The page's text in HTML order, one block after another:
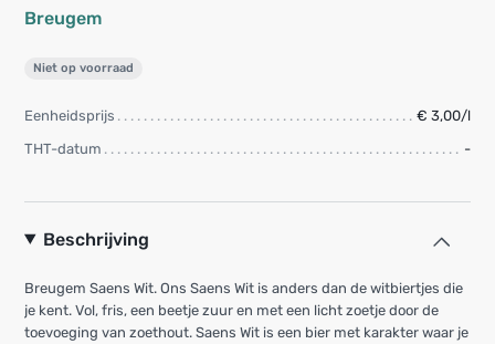
Breugem
Niet op voorraad
Eenheidsprijs
€ 3,00/l
THT-datum
-
Beschrijving
Breugem Saens Wit. Ons Saens Wit is anders dan de witbiertjes die
je kent. Vol, fris, een beetje zuur en met een licht zoetje door de
toevoeging van zoethout. Saens Wit is een bier met karakter waar je